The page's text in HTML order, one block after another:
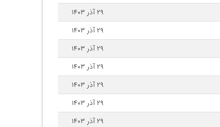
۲۹ آذر ۱۴۰۳
۲۹ آذر ۱۴۰۳
۲۹ آذر ۱۴۰۳
۲۹ آذر ۱۴۰۳
۲۹ آذر ۱۴۰۳
۲۹ آذر ۱۴۰۳
۲۹ آذر ۱۴۰۳